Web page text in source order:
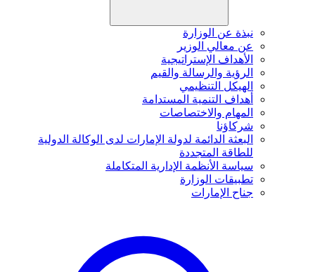
نبذة عن الوزارة
عن معالي الوزير
الأهداف الإستراتيجية
الرؤية والرسالة والقيم
الهيكل التنظيمي
أهداف التنمية المستدامة
المهام والاختصاصات
شركاؤنا
البعثة الدائمة لدولة الإمارات لدى الوكالة الدولية
للطاقة المتجددة
سياسة الأنظمة الإدارية المتكاملة
تطبيقات الوزارة
جناح الإمارات